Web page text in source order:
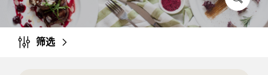
优惠及推广
到访
筛选